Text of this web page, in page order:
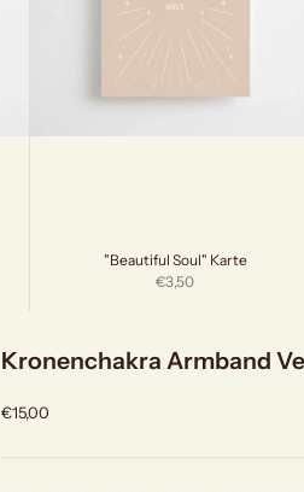
"Beautiful Soul" Karte
Angebot
€3,50
Kronenchakra Armband
Angebot
€15,00